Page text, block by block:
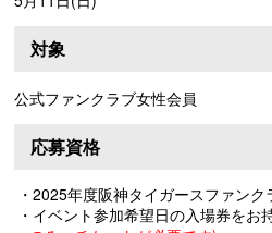
対象
公式ファンクラブ女性会員
応募資格
・2025年度阪神タイガースファン
・イベント参加希望日の入場券をお